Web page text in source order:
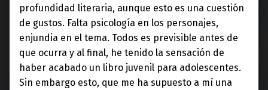
profundidad literaria, aunque esto es una cuestión
de gustos. Falta psicología en los personajes,
enjundia en el tema. Todos es previsible antes de
que ocurra y al final, he tenido la sensación de
haber acabado un libro juvenil para adolescentes.
Sin embargo esto, que me ha supuesto a mí una